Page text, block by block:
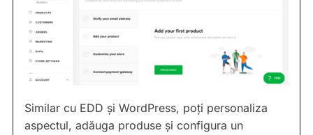
Similar cu EDD și WordPress, poți personaliza
aspectul, adăuga produse și configura un